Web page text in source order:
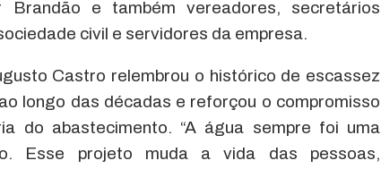
Brandão e também vereadores, secretários
civil e servidores da empresa.
Castro relembrou o histórico de escassez
longo das décadas e reforçou o compromisso
do abastecimento. “A água sempre foi uma
Esse projeto muda a vida das pessoas,